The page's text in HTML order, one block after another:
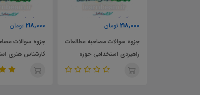
جزوه سوالات مصاحبه مطالعات
راهبردی استخدامی حوزه
جزوه سوالات مصاحبه
کارشناس هنری استخدامی
حوزه هنری انقلاب اسلامی